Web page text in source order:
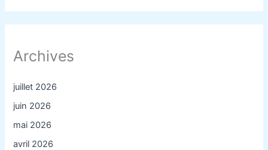
Archives
juillet 2026
juin 2026
mai 2026
avril 2026